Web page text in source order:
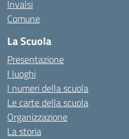
Invalsi
Comune
La Scuola
Presentazione
I luoghi
I numeri della scuola
Le carte della scuola
Organizzazione
La storia